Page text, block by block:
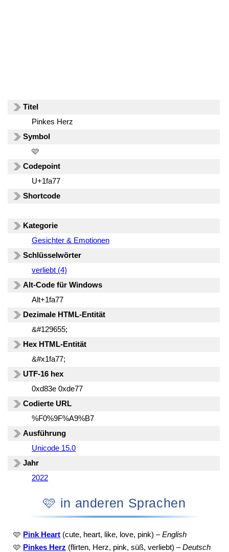
Titel
Pinkes Herz
Symbol
🩷
Codepoint
U+1fa77
Shortcode
Kategorie
Gesichter & Emotionen
Schlüsselwörter
verliebt (4)
Alt-Code für Windows
Alt+1fa77
Dezimale HTML-Entität
&#129655;
Hex HTML-Entität
&#x1fa77;
UTF-16 hex
0xd83e 0xde77
Codierte URL
%F0%9F%A9%B7
Ausführung
Unicode 15.0
Jahr
2022
🩷 in anderen Sprachen
🩷 Pink Heart (cute, heart, like, love, pink) –English
🩷 Pinkes Herz (flirten, Herz, pink, süß, verliebt) –Deutsch